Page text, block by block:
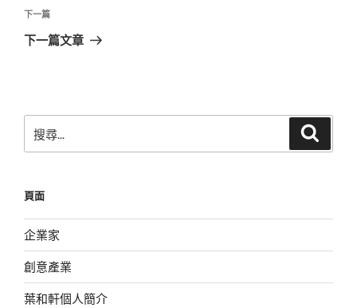
覽
文
章
下
一
下一篇
下一篇文章
尋
字:
頁面
企業家
創意產業
葉和軒個人簡介